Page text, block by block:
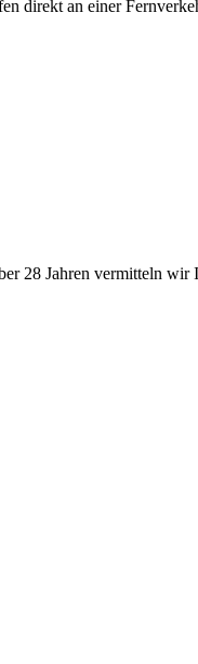
direkt an einer
28 Jahren vermitteln wir